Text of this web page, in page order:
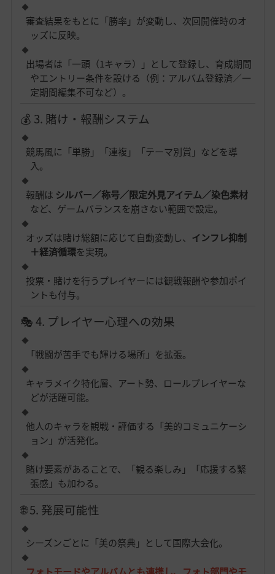
審査結果をもとに「勝率」が変動し、次回開催時のオ
ッズに反映。
出場者は「一頭（1キャラ）」として登録し、育成期間
やエントリー条件を設ける（例：アルバム登録済／一
定期間編集不可など）。
💰 3. 賭け・報酬システム
競馬風に「単勝」「連複」「テーマ別賞」などを導
入。
報酬は シルバー／称号／限定外見アイテム／染色素材
など、ゲームバランスを崩さない範囲で設定。
オッズは賭け総額に応じて自動変動し、 インフレ抑制
＋経済循環を実現。
投票・賭けを行うプレイヤーには観戦報酬や参加ポイ
ントも付与。
🎭 4. プレイヤー心理への効果
「戦闘が苦手でも輝ける場所」を拡張。
キャラメイク特化層、アート勢、ロールプレイヤーな
どが活躍可能。
他人のキャラを観戦・評価する「美的コミュニケーシ
ョン」が活発化。
賭け要素があることで、「観る楽しみ」「応援する緊
張感」も加わる。
🌐 5. 発展可能性
シーズンごとに「美の祭典」として国際大会化。